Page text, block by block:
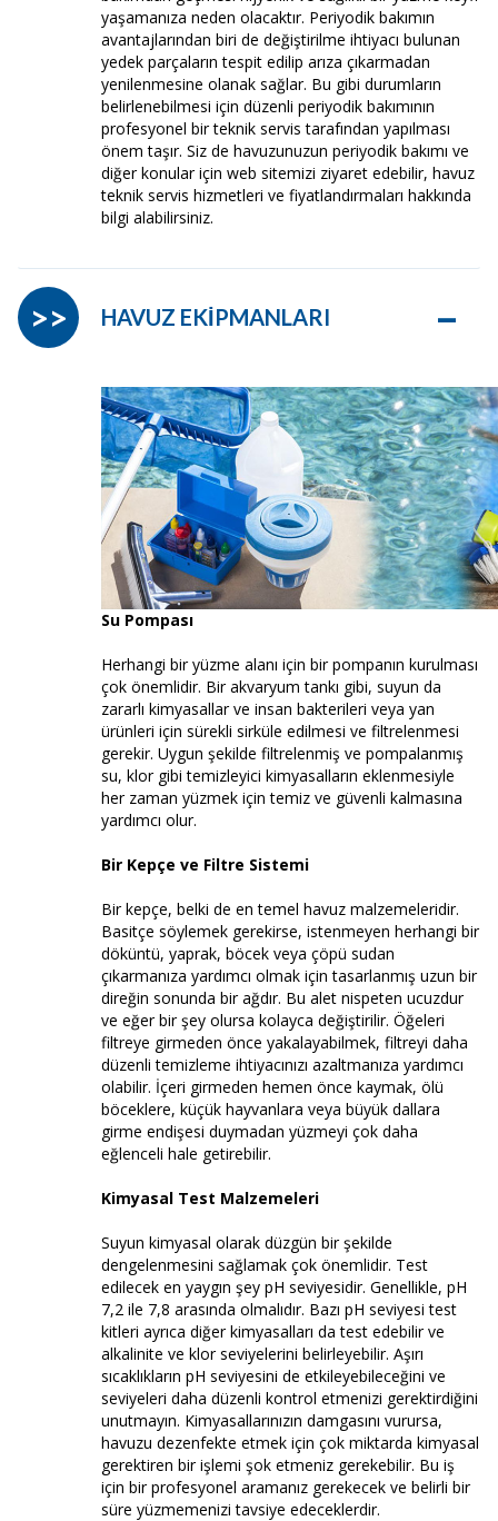
yaşamanıza neden olacaktır. Periyodik bakımın
avantajlarından biri de değiştirilme ihtiyacı bulunan
yedek parçaların tespit edilip arıza çıkarmadan
yenilenmesine olanak sağlar. Bu gibi durumların
belirlenebilmesi için düzenli periyodik bakımının
profesyonel bir teknik servis tarafından yapılması
önem taşır. Siz de havuzunuzun periyodik bakımı ve
diğer konular için web sitemizi ziyaret edebilir, havuz
teknik servis hizmetleri ve fiyatlandırmaları hakkında
bilgi alabilirsiniz.
HAVUZ EKİPMANLARI –
>>
Su Pompası
Herhangi bir yüzme alanı için bir pompanın kurulması
çok önemlidir. Bir akvaryum tankı gibi, suyun da
zararlı kimyasallar ve insan bakterileri veya yan
ürünleri için sürekli sirküle edilmesi ve filtrelenmesi
gerekir. Uygun şekilde filtrelenmiş ve pompalanmış
su, klor gibi temizleyici kimyasalların eklenmesiyle
her zaman yüzmek için temiz ve güvenli kalmasına
yardımcı olur.
Bir Kepçe ve Filtre Sistemi
Bir kepçe, belki de en temel havuz malzemeleridir.
Basitçe söylemek gerekirse, istenmeyen herhangi bir
döküntü, yaprak, böcek veya çöpü sudan
çıkarmanıza yardımcı olmak için tasarlanmış uzun bir
direğin sonunda bir ağdır. Bu alet nispeten ucuzdur
ve eğer bir şey olursa kolayca değiştirilir. Öğeleri
filtreye girmeden önce yakalayabilmek, filtreyi daha
düzenli temizleme ihtiyacınızı azaltmanıza yardımcı
olabilir. İçeri girmeden hemen önce kaymak, ölü
böceklere, küçük hayvanlara veya büyük dallara
girme endişesi duymadan yüzmeyi çok daha
eğlenceli hale getirebilir.
Kimyasal Test Malzemeleri
Suyun kimyasal olarak düzgün bir şekilde
dengelenmesini sağlamak çok önemlidir. Test
edilecek en yaygın şey pH seviyesidir. Genellikle, pH
7,2 ile 7,8 arasında olmalıdır. Bazı pH seviyesi test
kitleri ayrıca diğer kimyasalları da test edebilir ve
alkalinite ve klor seviyelerini belirleyebilir. Aşırı
sıcaklıkların pH seviyesini de etkileyebileceğini ve
seviyeleri daha düzenli kontrol etmenizi gerektirdiğini
unutmayın. Kimyasallarınızın damgasını vurursa,
havuzu dezenfekte etmek için çok miktarda kimyasal
gerektiren bir işlemi şok etmeniz gerekebilir. Bu iş
için bir profesyonel aramanız gerekecek ve belirli bir
süre yüzmemenizi tavsiye edeceklerdir.